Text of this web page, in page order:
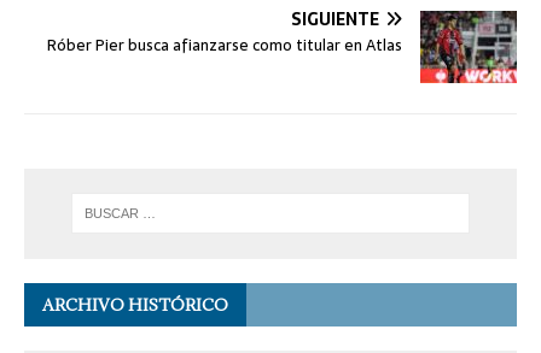
SIGUIENTE
Róber Pier busca afianzarse como titular en Atlas
ARCHIVO HISTÓRICO